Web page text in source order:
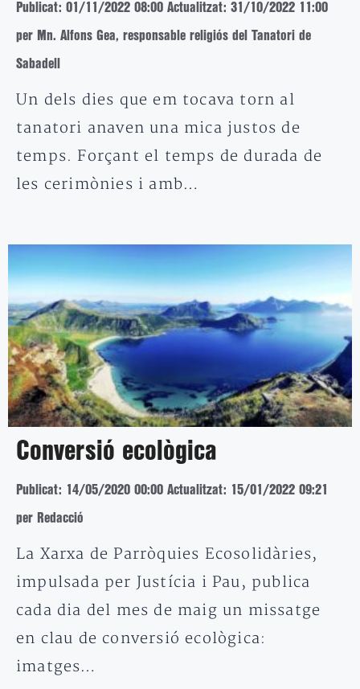
Publicat: 01/11/2022 08:00 Actualitzat: 31/10/2022 11:00
per Mn. Alfons Gea, responsable religiós del Tanatori de
Sabadell
Un dels dies que em tocava torn al
tanatori anaven una mica justos de
temps. Forçant el temps de durada de
les cerimònies i amb…
Conversió ecològica
Publicat: 14/05/2020 00:00 Actualitzat: 15/01/2022 09:21
per Redacció
La Xarxa de Parròquies Ecosolidàries,
impulsada per Justícia i Pau, publica
cada dia del mes de maig un missatge
en clau de conversió ecològica:
imatges…